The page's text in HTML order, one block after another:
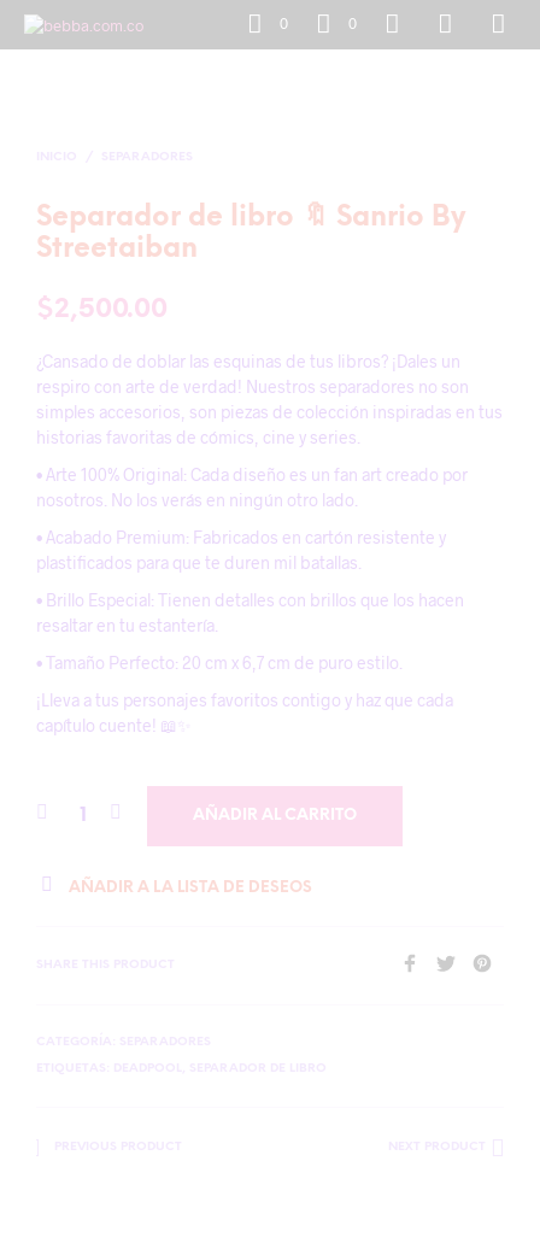
0 0
Separador de libro 🔖 Sanrio By
Streetaiban
$2,500.00
¿Cansado de doblar las esquinas de tus libros? ¡Dales un
respiro con arte de verdad! Nuestros separadores no son
simples accesorios, son piezas de colección inspiradas en tus
historias favoritas de cómics, cine y series.
• Arte 100% Original: Cada diseño es un fan art creado por
nosotros. No los verás en ningún otro lado.
• Acabado Premium: Fabricados en cartón resistente y
plastificados para que te duren mil batallas.
• Brillo Especial: Tienen detalles con brillos que los hacen
resaltar en tu estantería.
• Tamaño Perfecto: 20 cm x 6,7 cm de puro estilo.
¡Lleva a tus personajes favoritos contigo y haz que cada
capítulo cuente! 📖✨
AÑADIR AL CARRITO
AÑADIR A LA LISTA DE DESEOS